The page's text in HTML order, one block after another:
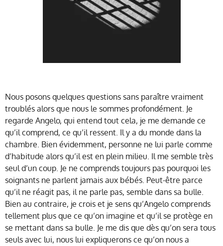
Nous posons quelques questions sans paraître vraiment
troublés alors que nous le sommes profondément. Je
regarde Angelo, qui entend tout cela, je me demande ce
qu’il comprend, ce qu’il ressent. Il y a du monde dans la
chambre. Bien évidemment, personne ne lui parle comme
d’habitude alors qu’il est en plein milieu. Il me semble très
seul d’un coup. Je ne comprends toujours pas pourquoi les
soignants ne parlent jamais aux bébés. Peut-être parce
qu’il ne réagit pas, il ne parle pas, semble dans sa bulle.
Bien au contraire, je crois et je sens qu’Angelo comprends
tellement plus que ce qu’on imagine et qu’il se protège en
se mettant dans sa bulle. Je me dis que dès qu’on sera tous
seuls avec lui, nous lui expliquerons ce qu’on nous a